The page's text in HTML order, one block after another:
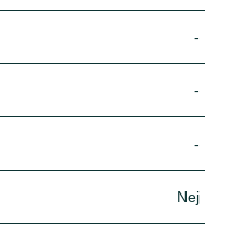
-
-
-
Nej